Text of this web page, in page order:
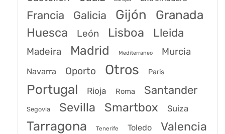
Francia Galicia Gijón Granada
Huesca León Lisboa Lleida
Madeira Madrid Mediterraneo Murcia
Navarra Oporto Otros Paris
Portugal Rioja Roma Santander
Segovia Sevilla Smartbox Suiza
Tarragona Tenerife Toledo Valencia